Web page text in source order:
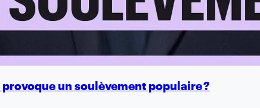
un soulèvement populaire ?